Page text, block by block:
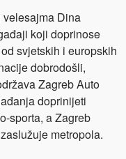
Dina
koji doprinose
svjetskih i europskih
dobrodošli,
Zagreb Auto
doprinijeti
sporta, a Zagreb
metropola.